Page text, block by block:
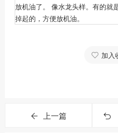
放机油了。 像水龙头样。有的就
掉起的，方便放机油。
加入
上一篇